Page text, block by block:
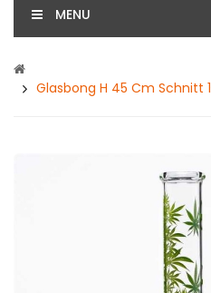
MENU
Glasbong H 45 Cm Schnitt